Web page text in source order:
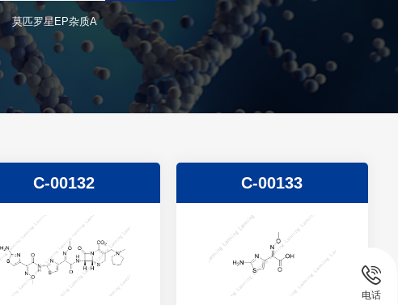
莫匹罗星EP杂质A
C-00132 C-00133
电话